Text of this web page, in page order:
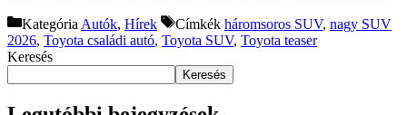
Kategória Autók, Hírek Címkék háromsoros SUV, nagy SUV
2026, Toyota családi autó, Toyota SUV, Toyota teaser
Keresés
Keresés